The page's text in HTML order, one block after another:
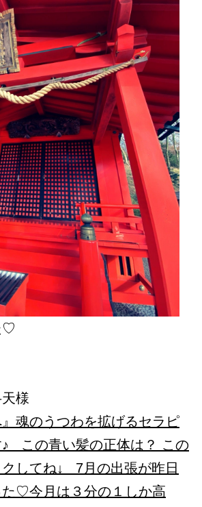
♡
様
魂のうつわを拡げるセラピ
♪ この青い髪の正体は？ この
してね↓ 7月の出張が昨日
♡今月は３分の１しか高